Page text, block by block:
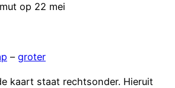
op 22 mei
– groter
kaart staat rechtsonder. Hieruit